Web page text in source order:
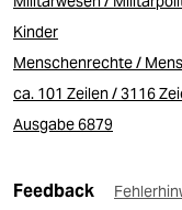
Kinder
Menschenrechte /
ca. 101 Zeilen / 3116
Ausgabe 6879
Feedback